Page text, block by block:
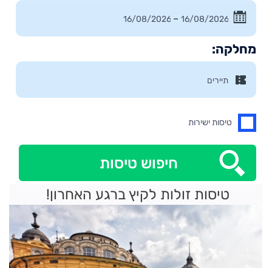
–
מחלקה:
טיסות ישירות
חיפוש טיסות
טיסות זולות לקיץ ברגע האחרון!